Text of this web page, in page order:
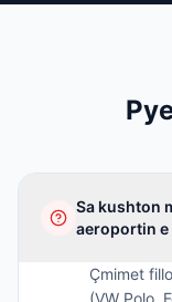
Sa kushton
aeroportin
Çmimet
(VW Polo,